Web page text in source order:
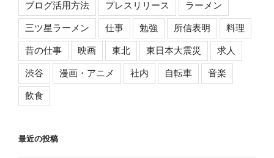
ブログ活用方法 プレスリリース ラーメン
三ツ星ラーメン 仕事 勉強 所信表明 料理
昔の仕事 映画 東北 東日本大震災 求人
渋谷 漫画・アニメ 社内 自転車 音楽
飲食
最近の投稿